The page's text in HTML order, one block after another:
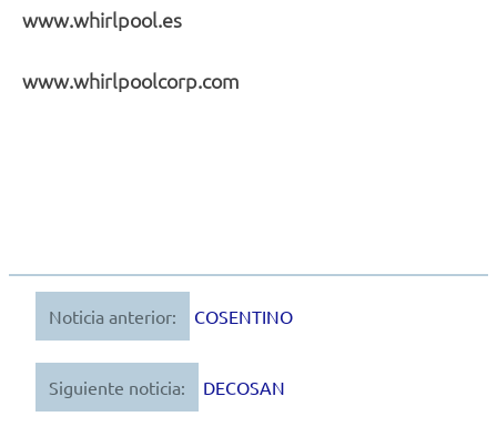
www.whirlpool.es
www.whirlpoolcorp.com
Navegación
de
entradas
Noticia anterior: COSENTINO
Siguiente noticia: DECOSAN